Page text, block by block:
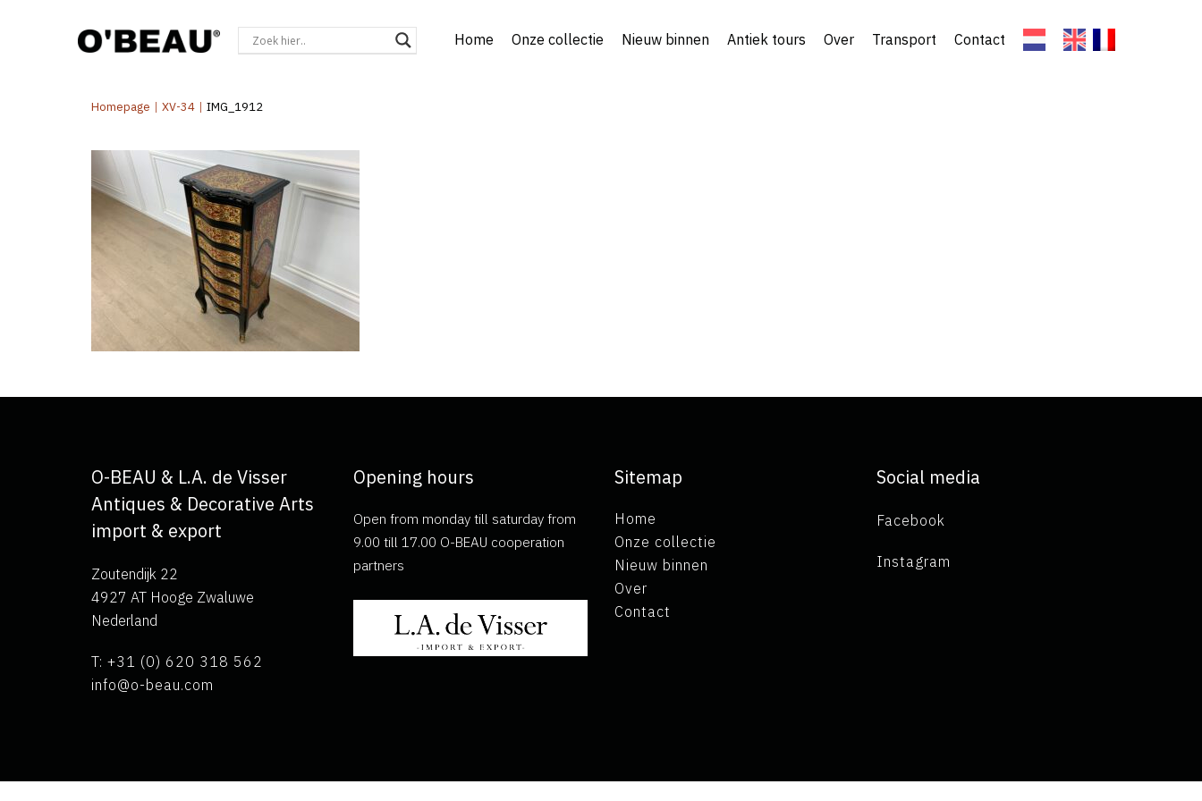
Home Onze collectie Nieuw binnen Antiek tours Over Transport Contact
Homepage | XV-34 | IMG_1912
O-BEAU & L.A. de Visser
Antiques & Decorative Arts
import & export
Zoutendijk 22
4927 AT Hooge Zwaluwe
Nederland
T: +31 (0) 620 318 562
info@o-beau.com
Opening hours
Open from monday till saturday from
9.00 till 17.00 O-BEAU cooperation
partners
Sitemap
Home
Onze collectie
Nieuw binnen
Over
Contact
Social media
Facebook
Instagram